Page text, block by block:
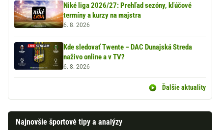
Niké liga 2026/27: Prehľad sezóny, kľúčové
termíny a kurzy na majstra
6. 8. 2026
Kde sledovať Twente – DAC Dunajská Streda
naživo online a v TV?
6. 8. 2026
Ďalšie aktuality
Najnovšie športové tipy a analýzy